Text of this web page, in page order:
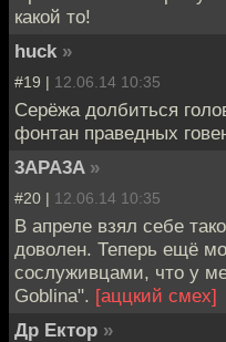
какой то!
huck »
#19 | 12.06.14 10:35
Серёжа долбиться
фонтан праведных
3APA3A »
#20 | 12.06.14 10:35
В апреле взял себе
доволен. Теперь ещё
сослуживцами, что у
Goblina". [аццкий смех]
Др Ектор »